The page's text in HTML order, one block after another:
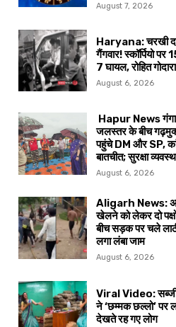
August 7, 2026
Haryana: चरखी
गैंगवार! स्कॉर्पियो पर
7 घायल, रोहित
August 6, 2026
Hapur News
जलस्तर के बीच
पहुंचे DM और SP,
बातचीत; सुरक्षा
August 6, 2026
Aligarh News:
खेलने को लेकर दो
बीच सड़क पर चले
लगा लंबा जाम
August 6, 2026
Viral Video: सब्जी
ने ‘छम्मक छल्लो’ पर
देखते रह गए लोग